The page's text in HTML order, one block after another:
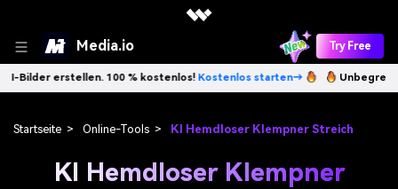
Media.io Try Free
100 % kostenlos!Kostenlos starten→ Unbegrenzt KI-Bilder
Startseite > Online-Tools > KI Hemdloser Klempner Streich
KI Hemdloser Klempner